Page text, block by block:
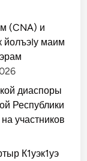
(CNA) и
йолъэIу маим
диаспоры
Республики
участников
К1уэк1уэ